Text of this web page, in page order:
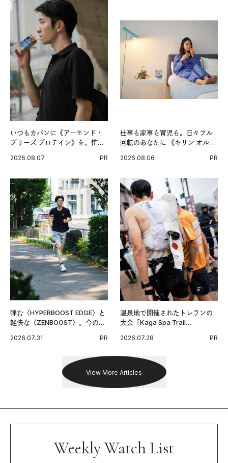
いつもカバンに《アーモンド・
ブリーズ プロテイン》を。忙し
グ習慣。
2026.08.07 PR
仕事も家事も育児も。日々フル
回転のあなたに 《キリン オルニ
2026.08.06 PR
弾む〈HYPERBOOST EDGE〉と
軽快な〈ZENBOOST〉。今の時
出した新機軸。
2026.07.31 PR
温泉地で開催されたトレランの
大会「Kaga Spa Trail
戦を夢見るランナーたちの奮闘
2026.07.28 PR
View More Articles
Weekly Watch List